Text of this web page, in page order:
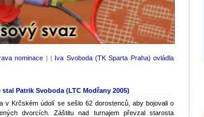
nominace | | Iva Svoboda (TK Sparta Praha) ovládla
Patrik Svoboda (LTC Modřany 2005)
v Krčském údolí se sešlo 62 dorostenců, aby bojovali o
dvorcích. Záštitu nad turnajem převzal starosta